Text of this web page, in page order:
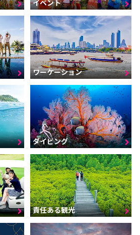
イベント
ワーケーション
ダイビング
責任ある観光